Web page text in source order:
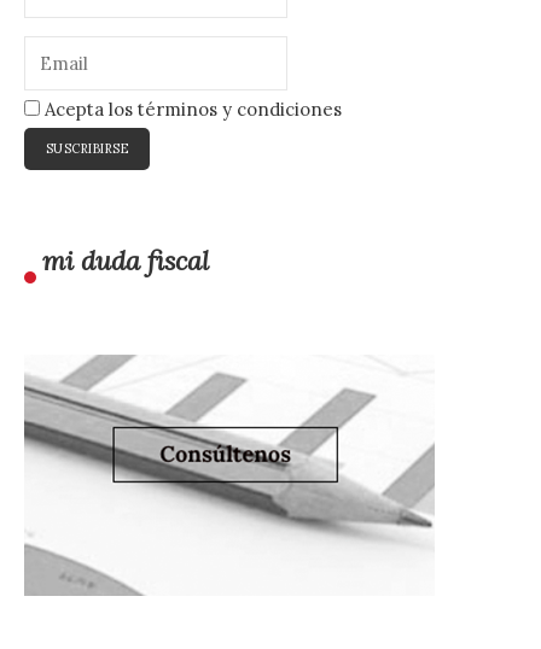
Acepta los términos y condiciones
mi duda fiscal